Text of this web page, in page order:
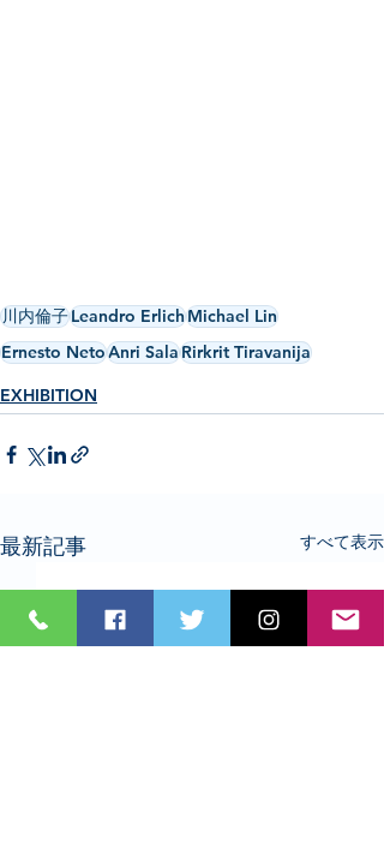
川内倫子Leandro ErlichMichael Lin
Ernesto NetoAnri SalaRirkrit Tiravanija
EXHIBITION
最新記事 すべて表示